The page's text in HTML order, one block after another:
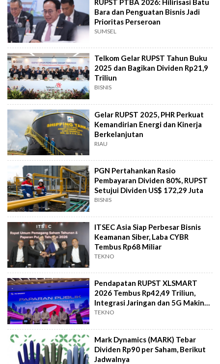
Bara dan Penguatan Bisnis Jadi
Prioritas Perseroan
SUMSEL
Telkom Gelar RUPST Tahun Buku
2025 dan Bagikan Dividen Rp21,9
Triliun
BISNIS
Gelar RUPST 2025, PHR Perkuat
Kemandirian Energi dan Kinerja
Berkelanjutan
RIAU
PGN Pertahankan Rasio
Pembayaran Dividen 80%, RUPST
Setujui Dividen US$ 172,29 Juta
BISNIS
ITSEC Asia Siap Perbesar Bisnis
Keamanan Siber, Laba CYBR
Tembus Rp68 Miliar
TEKNO
Pendapatan RUPST XLSMART
2026 Tembus Rp42,49 Triliun,
Integrasi Jaringan dan 5G Makin
Ngebut
TEKNO
Mark Dynamics (MARK) Tebar
Dividen Rp90 per Saham, Berikut
Jadwalnya